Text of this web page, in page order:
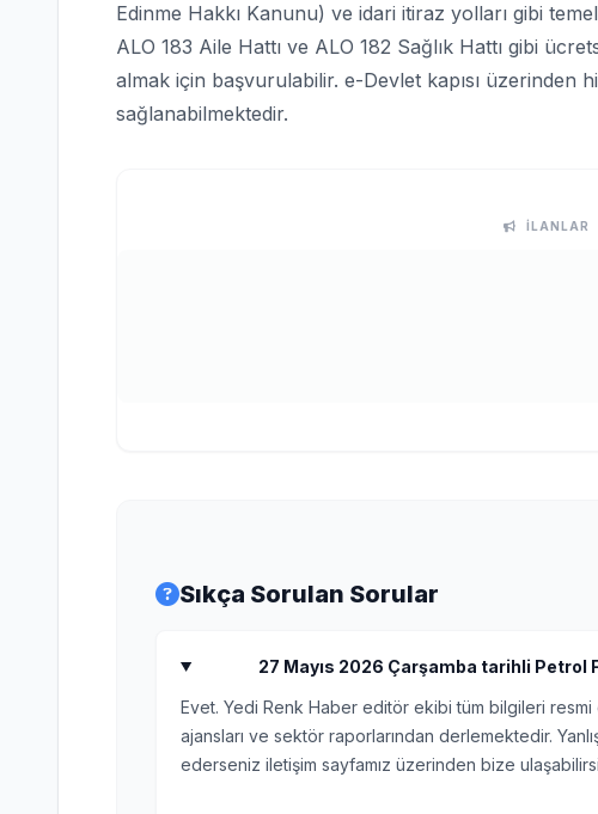
Edinme Hakkı Kanunu) ve idari itiraz yolları gibi
ALO 183 Aile Hattı ve ALO 182 Sağlık Hattı gibi
almak için başvurulabilir. e-Devlet kapısı üzerinden
sağlanabilmektedir.
İLANLAR
Sıkça Sorulan Sorular
27 Mayıs 2026 Çarşamba tarihli Petrol
Evet. Yedi Renk Haber editör ekibi tüm bilgileri
ajansları ve sektör raporlarından derlemektedir.
ederseniz iletişim sayfamız üzerinden bize